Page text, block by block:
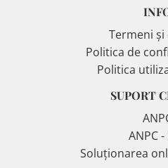
Termeni
Politica de
Politica
SUPORT
ANPC -
Soluționarea